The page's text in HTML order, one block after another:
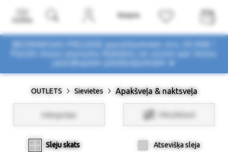
BEZMAKSAS PIEGĀDE pasūtījumiem virs 29,90€ !
Pasūti mūsu jaunumu biļetenu un uzzini par mūsu
OUTLETS Sievietes Apakšveļa & naktsveļa
Kategorijas Filtri/Atlasīt
Sleju skats Atsevišķa sleja